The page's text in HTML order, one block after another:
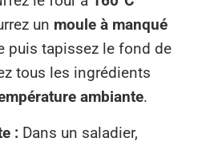
un moule à manqué
puis tapissez le fond de
tous les ingrédients
ambiante.
: Dans un saladier,